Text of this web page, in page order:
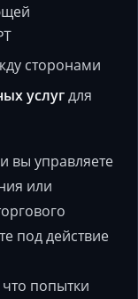
сторонами
услугдля
вы управляете
или
под действие
попытки